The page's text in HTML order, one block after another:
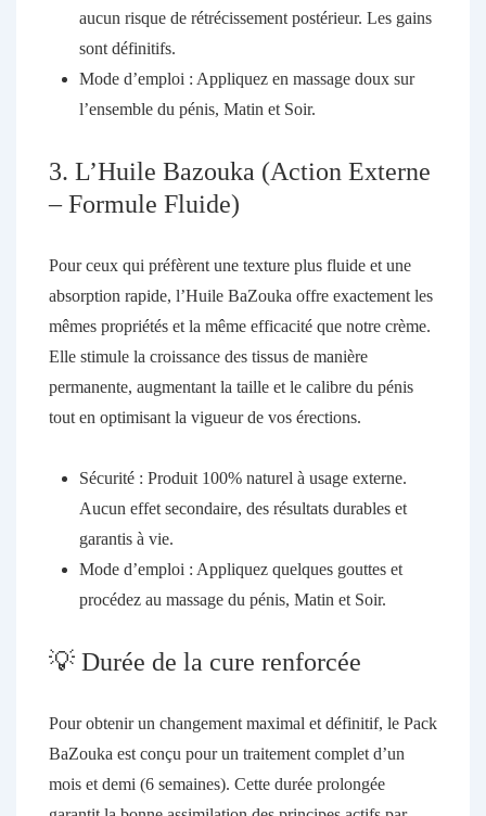
aucun risque de rétrécissement postérieur. Les gains
sont définitifs.
Mode d’emploi : Appliquez en massage doux sur
l’ensemble du pénis, Matin et Soir.
3. L’Huile Bazouka (Action Externe
– Formule Fluide)
Pour ceux qui préfèrent une texture plus fluide et une
absorption rapide, l’Huile BaZouka offre exactement les
mêmes propriétés et la même efficacité que notre crème.
Elle stimule la croissance des tissus de manière
permanente, augmentant la taille et le calibre du pénis
tout en optimisant la vigueur de vos érections.
Sécurité : Produit 100% naturel à usage externe.
Aucun effet secondaire, des résultats durables et
garantis à vie.
Mode d’emploi : Appliquez quelques gouttes et
procédez au massage du pénis, Matin et Soir.
💡 Durée de la cure renforcée
Pour obtenir un changement maximal et définitif, le Pack
BaZouka est conçu pour un traitement complet d’un
mois et demi (6 semaines). Cette durée prolongée